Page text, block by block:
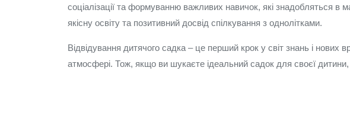
соціалізації та формуванню важливих навичок, які знадобляться
якісну освіту та позитивний досвід спілкування з однолітками.
Відвідування дитячого садка – це перший крок у світ знань і нових
атмосфері. Тож, якщо ви шукаєте ідеальний садок для своєї